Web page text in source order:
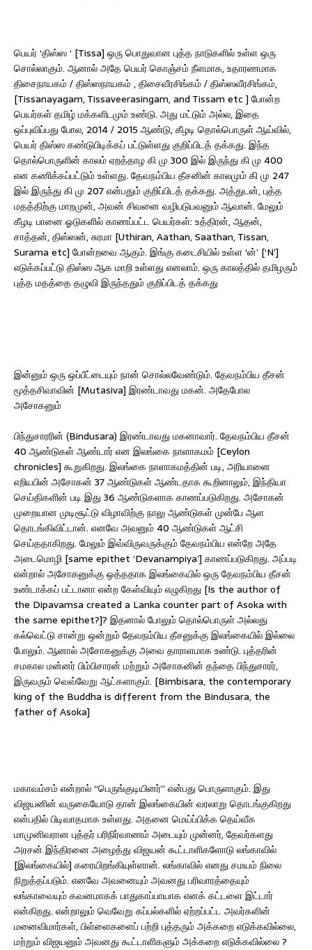
பெயர் ‘திஸ்ஸ ‘ [Tissa] ஒரு பொதுவான புத்த நாடுகளில் உள்ள ஒரு
சொல்லாகும். ஆனால் அதே பெயர் கொஞ்சம் நீளமாக, உதாரணமாக
திசைநாயகம் / திஸ்ஸநாயகம் , திசைவீரசிங்கம் / திஸ்ஸவீரசிங்கம்,
[Tissanayagam, Tissaveerasingam, and Tissam etc ] போன்ற
பெயர்கள் தமிழ் மக்களிடமும் உண்டு. அது மட்டும் அல்ல, இதை
ஒப்புவிப்பது போல, 2014 / 2015 ஆண்டு, கீழடி தொல்பொருள் ஆய்வில்,
பெயர் திஸ்ஸ கண்டுபிடிக்கப் பட்டுள்ளது குறிப்பிடத் தக்கது. இந்த
தொல்பொருளின் காலம் ஏறத்தாழ கி மு 300 இல் இருந்து கி மு 400
என கணிக்கப்பட்டும் உள்ளது. தேவநம்பிய தீசனின் காலமும் கி மு 247
இல் இருந்து கி மு 207 என்பதும் குறிப்பிடத் தக்கது. அத்துடன், புத்த
மதத்திற்கு மாறமுன், அவன் சிவனை வழிபடுபவனும் ஆவான். மேலும்
கீழடி பானை ஓடுகளில் காணப்பட்ட பெயர்கள்: உத்திரன், ஆதன்,
சாத்தன், திஸ்ஸன், சுரமா [Uthiran, Aathan, Saathan, Tissan,
Surama etc] போன்றவை ஆகும். இங்கு கடைசியில் உள்ள ‘ன்’ [‘N’]
எடுக்கப்பட்டு திஸ்ஸ ஆக மாறி உள்ளது எனலாம். ஒரு காலத்தில் தமிழரும்
புத்த மதத்தை தழுவி இருந்ததும் குறிப்பிடத் தக்கது
இன்னும் ஒரு ஒப்பீட்டையும் நான் சொல்லவேண்டும். தேவநம்பிய தீசன்
மூத்தசிவாவின் [Mutasiva] இரண்டாவது மகன். அதேபோல
அசோகனும்
பிந்துசாரரின் (Bindusara) இரண்டாவது மகனாவார். தேவநம்பிய தீசன்
40 ஆண்டுகள் ஆண்டார் என இலங்கை நாளாகமம் [Ceylon
chronicles] கூறுகிறது. இலங்கை நாளாகமத்தின் படி, அரியானை
எறியபின் அசோகன் 37 ஆண்டுகள் ஆண்டதாக கூறினாலும், இந்தியா
செய்திகளின் படி இது 36 ஆண்டுகளாக காணப்படுகிறது. அசோகன்
முறையான முடிசூட்டு விழாவிற்கு நாலு ஆண்டுகள் முன்பே ஆள
தொடங்கிவிட்டான். எனவே அவனும் 40 ஆண்டுகள் ஆட்சி
செய்ததாகிறது. மேலும் இவ்விருவருக்கும் தேவநம்பிய என்றே அதே
அடைமொழி [same epithet ‘Devanampiya’] காணப்படுகிறது. அப்படி
என்றால் அசோகனுக்கு ஒத்ததாக இலங்கையில் ஒரு தேவநம்பிய தீசன்
உண்டாக்கப் பட்டானா என்ற கேள்வியும் எழுகிறது [Is the author of
the Dipavamsa created a Lanka counter part of Asoka with
the same epithet?]? இதனால் போலும் தொல்பொருள் அல்லது
கல்வெட்டு சான்று ஒன்றும் தேவநம்பிய தீசனுக்கு இலங்கையில் இல்லை
போலும். ஆனால் அசோகனுக்கு அவை தாராளமாக உண்டு. புத்தரின்
சமகால மன்னர் பிம்பிசாரன் மற்றும் அசோகனின் தந்தை பிந்துசாரர்,
இருவரும் வெவ்வேறு ஆட்களாகும். [Bimbisara, the contemporary
king of the Buddha is different from the Bindusara, the
father of Asoka]
மகாவம்சம் என்றால் “பெருங்குடியினர்” என்பது பொருளாகும். இது
விஜயனின் வருகையோடு தான் இலங்கையின் வரலாறு தொடங்குகிறது
என்பதில் பிடிவாதமாக உள்ளது. அதனை மெய்ப்பிக்க தெய்வீக
மாமுனிவரான புத்தர் பரிநிர்வாணம் அடையும் முன்னர், தேவர்களது
அரசன் இந்திரனை அழைத்து விஜயன் கூட்டாளிகளோடு லங்காவில்
[இலங்கையில்] கரையிறங்கியுள்ளான். லங்காவில் எனது சமயம் நிலை
நிறுத்தப்படும். எனவே அவனையும் அவனது பரிவாரத்தையும்
லங்காவையும் கவனமாகக் பாதுகாப்பாயாக எனக் கட்டளை இட்டார்
என்கிறது. என்றாலும் வெவேறு கப்பல்களில் ஏற்றப்பட்ட அவர்களின்
மனைவிமார்கள், பிள்ளைகளைப் பற்றி புத்தரும் அக்கறை எடுக்கவில்லை,
மற்றும் விஜயனும் அவனது கூட்டாளிகளும் அக்கறை எடுக்கவில்லை ?